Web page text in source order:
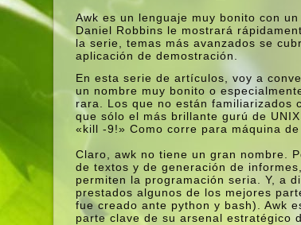
Awk es un lenguaje muy bonito con
Daniel Robbins le mostrará
la serie, temas más avanzados se
aplicación de demostración.
En esta serie de artí­culos, voy a
un nombre muy bonito o
rara. Los que no están familiarizados
que sólo el más brillante gurú de
«kill -9!» Como corre para máquina de
Claro, awk no tiene un gran nombre.
de textos y de generación de
permiten la programación seria. Y, a
prestados algunos de los mejores
fue creado ante python y bash). Awk
parte clave de su arsenal estratégico